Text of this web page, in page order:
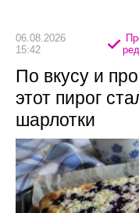
06.08.2026
15:42
По вкусу и
этот пирог
шарлотки